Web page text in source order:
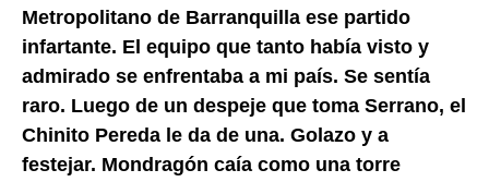
Metropolitano de Barranquilla ese partido
infartante. El equipo que tanto había visto y
admirado se enfrentaba a mi país. Se sentía
raro. Luego de un despeje que toma Serrano, el
Chinito Pereda le da de una. Golazo y a
festejar. Mondragón caía como una torre